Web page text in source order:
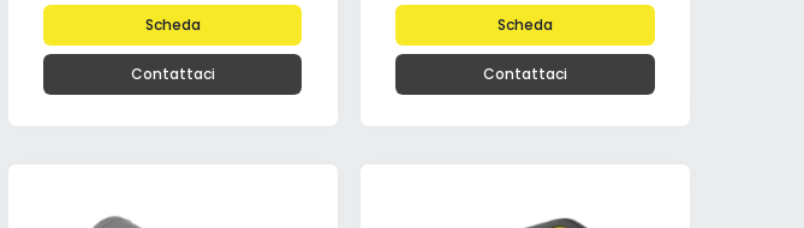
Scheda
Contattaci
Scheda
Contattaci